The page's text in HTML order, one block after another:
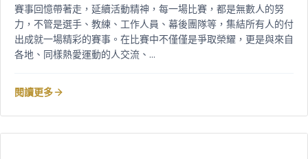
賽事回憶帶著走，延續活動精神，每一場比賽，都是無數人的努
力，不管是選手、教練、工作人員、幕後團隊等，集結所有人的付
出成就一場精彩的賽事。在比賽中不僅僅是爭取榮耀，更是與來自
各地、同樣熱愛運動的人交流、...
閱讀更多